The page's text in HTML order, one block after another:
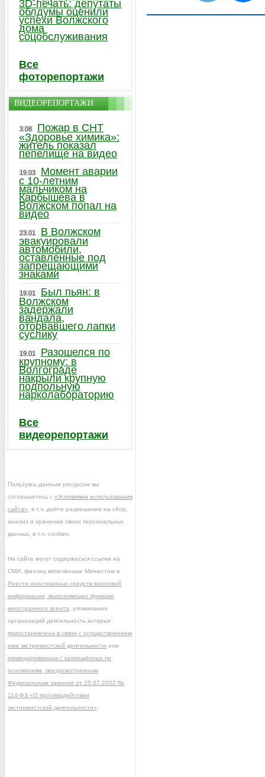
3D-печать: депутаты
облдумы оценили
успехи Волжского
дома
соцобслуживания
Все
фоторепортажи
ВИДЕОРЕПОРТАЖИ
3.08
Пожар в СНТ
«Здоровье химика»:
житель показал
пепелище на видео
19.03
Момент аварии
с 10-летним
мальчиком на
Карбышева в
Волжском попал на
видео
23.01
В Волжском
эвакуировали
автомобили,
оставленные под
запрещающими
знаками
19.01
Был пьян: в
Волжском
задержали
вандала,
оторвавшего лапки
суслику
19.01
Разошелся по
крупному: в
Волгограде
накрыли крупную
подпольную
нарколабораторию
Все
видеорепортажи
Пользуясь данным ресурсом вы
соглашаетесь с «Условиями использования
сайта» , в т.ч. даёте разрешение на сбор,
анализ и хранение своих персональных
данных, в т.ч. cookies.
На сайте могут содержаться ссылки на
СМИ, физлиц включённые Минюстом в
Реестр иностранных средств массовой
информации, выполняющих функции
иностранного агента , упоминания
организаций деятельность которых
приостановлена в связи с осуществлением
ими экстремистской деятельности или
ликвидированных / запрещённых по
основаниям, предусмотренным
Федеральным законом от 25.07.2002 №
114-ФЗ «О противодействии
экстремистской деятельности»